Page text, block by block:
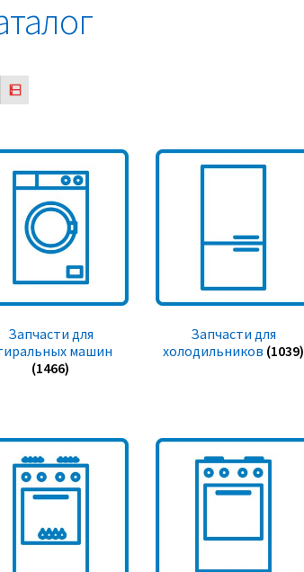
Запчасти для
машин
(1466)
Запчасти для
холодильников (1039)